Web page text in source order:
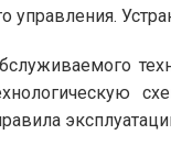
управления.